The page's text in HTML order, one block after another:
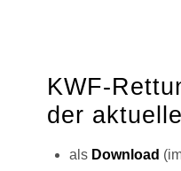
KWF-
der
als Download